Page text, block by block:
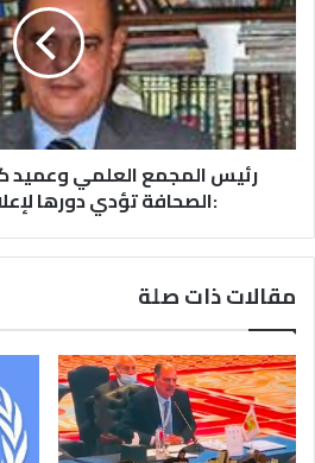
رئيس المجمع العلمي وعميد
:الصحافة تؤدي دورها
مقالات ذات صلة